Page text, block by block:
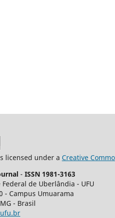
licensed under a Creative
- ISSN 1981-3163
de Uberlândia - UFU
- Campus Umuarama
- Brasil